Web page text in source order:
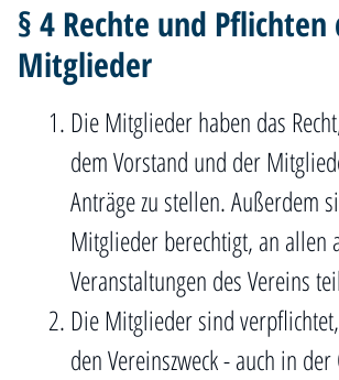
§ 4 Rechte und Pflichten
Mitglieder
Die Mitglieder haben das
dem Vorstand und der
Anträge zu stellen. Außerdem
Mitglieder berechtigt, an allen
Veranstaltungen des Vereins
Die Mitglieder sind
den Vereinszweck - auch in